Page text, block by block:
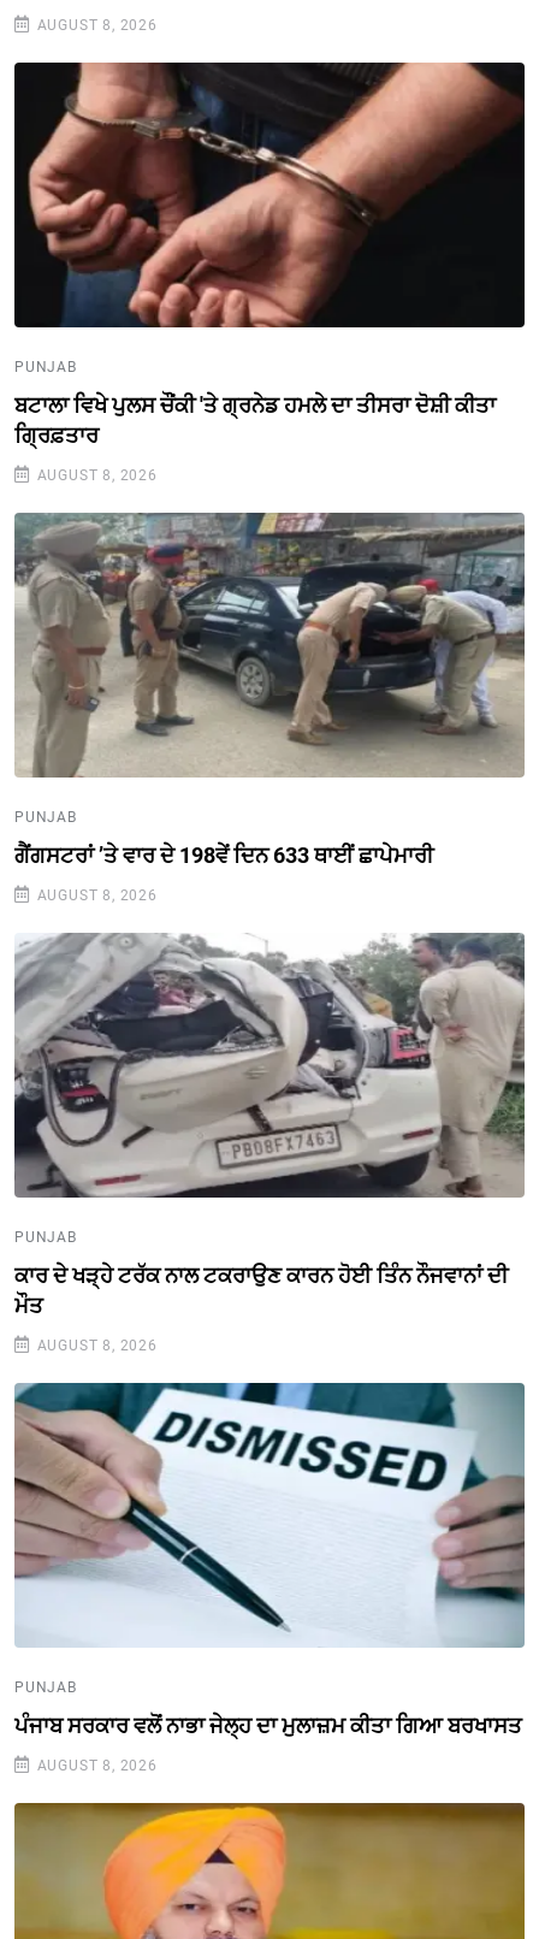
AUGUST 8, 2026
PUNJAB
ਬਟਾਲਾ ਵਿਖੇ ਪੁਲਸ ਚੌਂਕੀ 'ਤੇ ਗ੍ਰਨੇਡ ਹਮਲੇ ਦਾ ਤੀਸਰਾ ਦੋਸ਼ੀ ਕੀਤਾ
ਗ੍ਰਿਫ਼ਤਾਰ
AUGUST 8, 2026
PUNJAB
ਗੈਂਗਸਟਰਾਂ ’ਤੇ ਵਾਰ ਦੇ 198ਵੇਂ ਦਿਨ 633 ਥਾਈਂ ਛਾਪੇਮਾਰੀ
AUGUST 8, 2026
PUNJAB
ਕਾਰ ਦੇ ਖੜ੍ਹੇ ਟਰੱਕ ਨਾਲ ਟਕਰਾਉਣ ਕਾਰਨ ਹੋਈ ਤਿੰਨ ਨੌਜਵਾਨਾਂ ਦੀ
ਮੌਤ
AUGUST 8, 2026
PUNJAB
ਪੰਜਾਬ ਸਰਕਾਰ ਵਲੋਂ ਨਾਭਾ ਜੇਲ੍ਹ ਦਾ ਮੁਲਾਜ਼ਮ ਕੀਤਾ ਗਿਆ ਬਰਖਾਸਤ
AUGUST 8, 2026